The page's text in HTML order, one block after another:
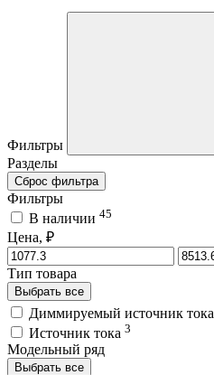
Фильтры
Разделы
Сброс фильтра
Фильтры
В наличии 45
Цена, ₽
Тип товара
Выбрать все
Диммируемый источник тока
Источник тока 3
Модельный ряд
Выбрать все